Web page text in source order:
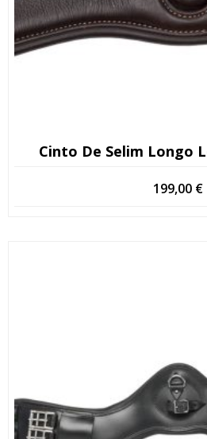
Cinto De Selim Longo
199,00 €